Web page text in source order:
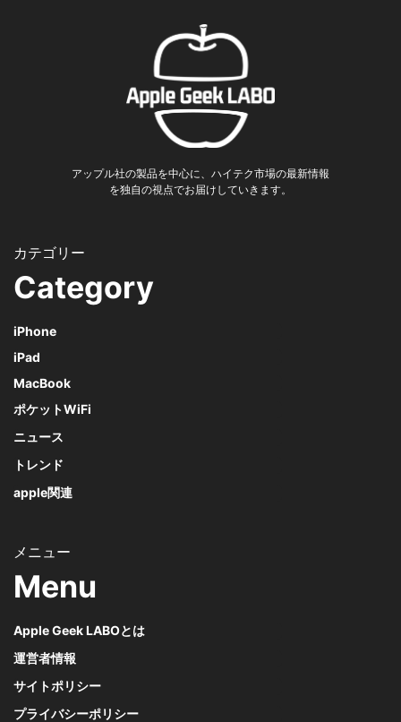
アップル社の製品を中心に、ハイテク市場の最新情報
を独自の視点でお届けしていきます。
Category
iPhone
iPad
MacBook
ポケットWiFi
ニュース
トレンド
apple関連
Menu
Apple Geek LABOとは
運営者情報
サイトポリシー
プライバシーポリシー